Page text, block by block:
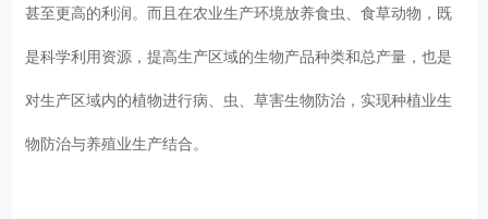
甚至更高的利润。而且在农业生产环境放养食虫、食草动物，既
是科学利用资源，提高生产区域的生物产品种类和总产量，也是
对生产区域内的植物进行病、虫、草害生物防治，实现种植业生
物防治与养殖业生产结合。